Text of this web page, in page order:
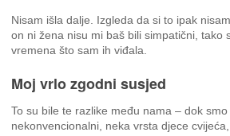
Nisam išla dalje. Izgleda da si to ipak
on ni žena nisu mi baš bili simpatični, tako
vremena što sam ih viđala.
Moj vrlo zgodni susjed
To su bile te razlike među nama – dok
nekonvencionalni, neka vrsta djece